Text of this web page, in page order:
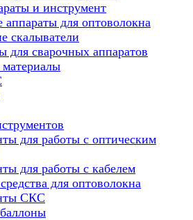
и инструмент
аппараты для оптоволокна
скалыватели
для сварочных аппаратов
для работы с оптическим
для работы с кабелем
для оптоволокна
СКС